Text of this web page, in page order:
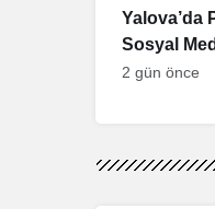
Yalova’da
Sosyal
Uyandırdı
2 gün önce